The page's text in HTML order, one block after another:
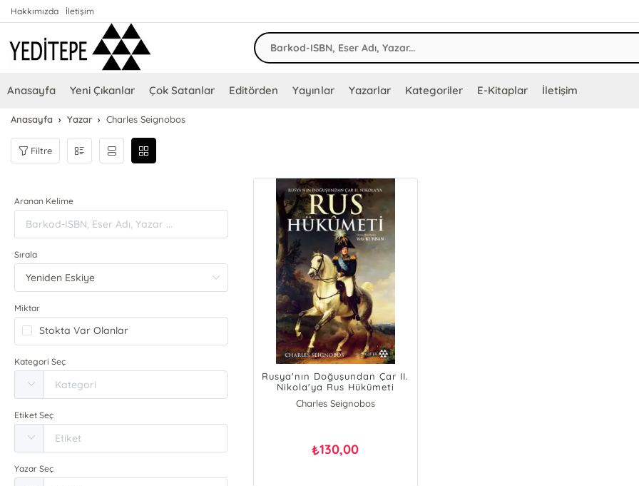
Hakkımızda İletişim
Anasayfa Yeni Çıkanlar Çok Satanlar Editörden Yayınlar Yazarlar Kategoriler E-Kitaplar İletişim
Anasayfa Yazar Charles Seignobos
Filtre
Aranan Kelime
Sırala
Miktar
Stokta Var Olanlar
Kategori Seç
Etiket Seç
Yazar Seç
Rusya'nın Doğuşundan Çar II.
Nikola'ya Rus Hükümeti
Charles Seignobos
₺130,00